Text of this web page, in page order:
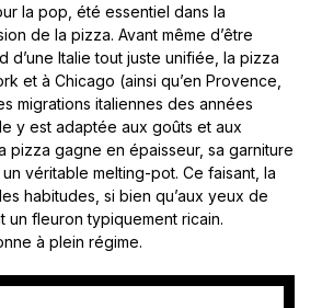
la pop, été essentiel dans la
de la pizza. Avant même d’être
d’une Italie tout juste unifiée, la pizza
et à Chicago (ainsi qu’en Provence,
migrations italiennes des années
y est adaptée aux goûts et aux
pizza gagne en épaisseur, sa garniture
véritable melting-pot. Ce faisant, la
habitudes, si bien qu’aux yeux de
un fleuron typiquement ricain.
à plein régime.